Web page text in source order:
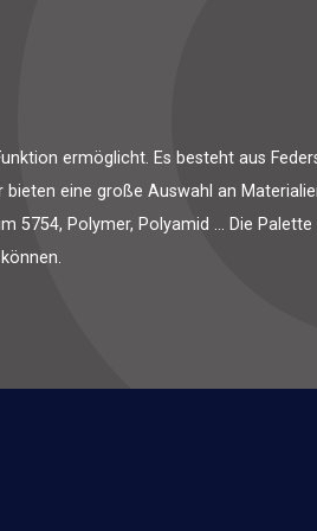
ermöglicht. Es besteht aus
eine große Auswahl an
5754, Polymer, Polyamid ... Die Palette